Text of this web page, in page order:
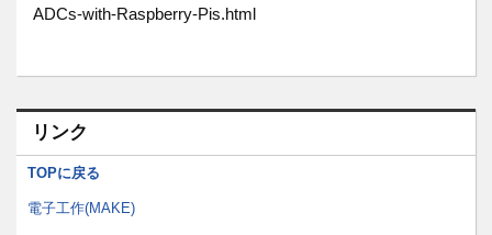
ADCs-with-Raspberry-Pis.html
リンク
TOPに戻る
電子工作(MAKE)